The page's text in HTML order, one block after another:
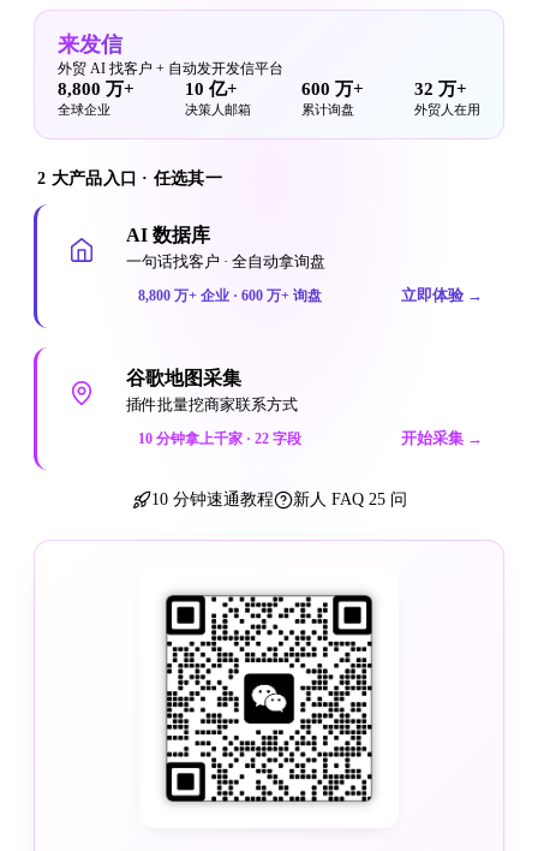
来发信
外贸 AI 找客户 + 自动发开发信平台
8,800 万+
全球企业
10 亿+
决策人邮箱
600 万+
累计询盘
32 万+
外贸人在用
2 大产品入口 · 任选其一
AI 数据库
一句话找客户 · 全自动拿询盘
8,800 万+ 企业 · 600 万+ 询盘 立即体验 →
谷歌地图采集
插件批量挖商家联系方式
10 分钟拿上千家 · 22 字段 开始采集 →
10 分钟速通教程 新人 FAQ 25 问